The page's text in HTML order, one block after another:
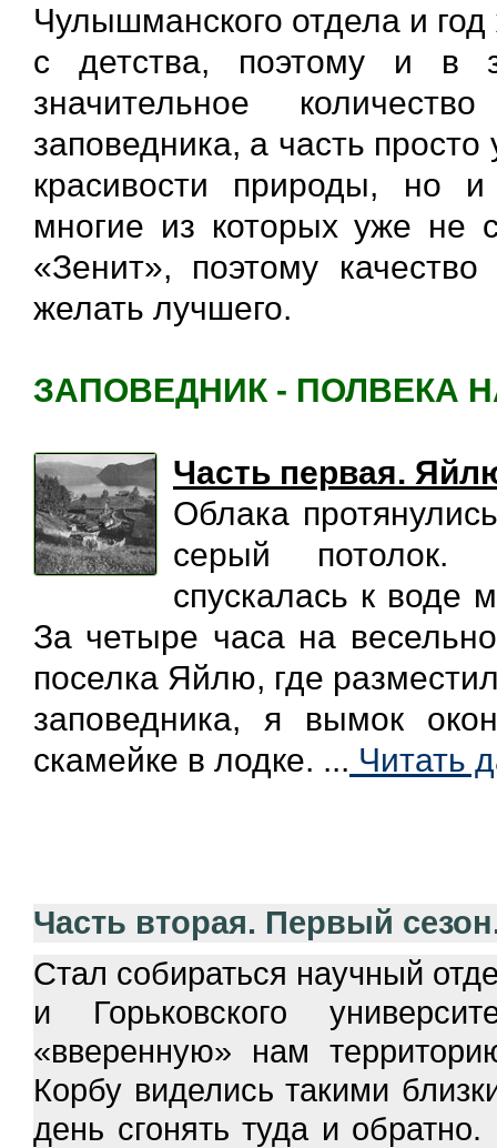
Чулышманского отдела и
с детства, поэтому и в
значительное
заповедника, а часть
красивости природы, но
многие из которых уже
«Зенит», поэтому
желать лучшего.
ЗАПОВЕДНИК - ПОЛВЕКА
Часть первая.
Облака
серый потолок.
спускалась к воде
За четыре часа на
поселка Яйлю, где
заповедника, я вымок
скамейке в лодке. ... Читать
Часть вторая. Первый
Стал собираться научный
и Горьковского
«вверенную» нам
Корбу виделись такими
день сгонять туда и